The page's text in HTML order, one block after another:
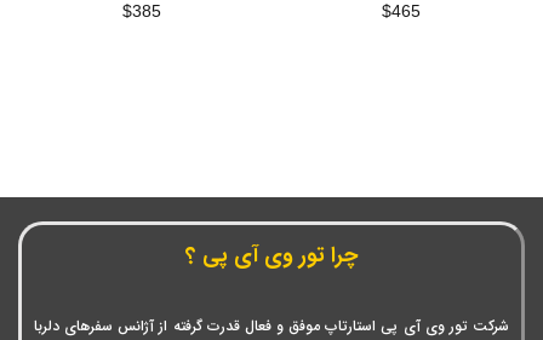
$465
$385
چرا تور وی آی پی ؟
شرکت تور وی آی پی استارتاپ موفق و فعال قدرت گرفته از آژانس سفرهای دلربا